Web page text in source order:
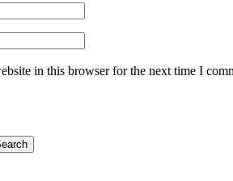
in this browser for the next time I